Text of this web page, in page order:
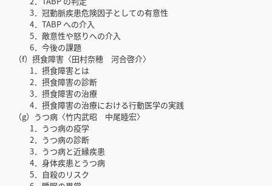
3．冠動脈疾患危険因子としての有意性
4．TABP への介入
5．敵意性や怒りへの介入
6．今後の課題
（f）摂食障害〈田村奈穂 河合啓介〉
1．摂食障害とは
2．摂食障害の診断
3．摂食障害の治療
4．摂食障害の治療における行動医学の実践
（g）うつ病〈竹内武昭 中尾睦宏〉
1．うつ病の疫学
2．うつ病の診断
3．うつ病と近縁疾患
4．身体疾患とうつ病
5．自殺のリスク